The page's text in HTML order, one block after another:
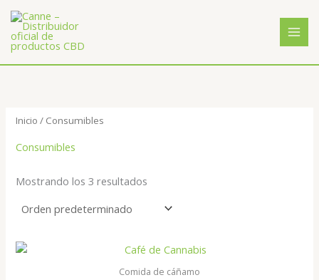
contenido
Inicio / Consumibles
Consumibles
Mostrando los 3 resultados
Comida de cáñamo